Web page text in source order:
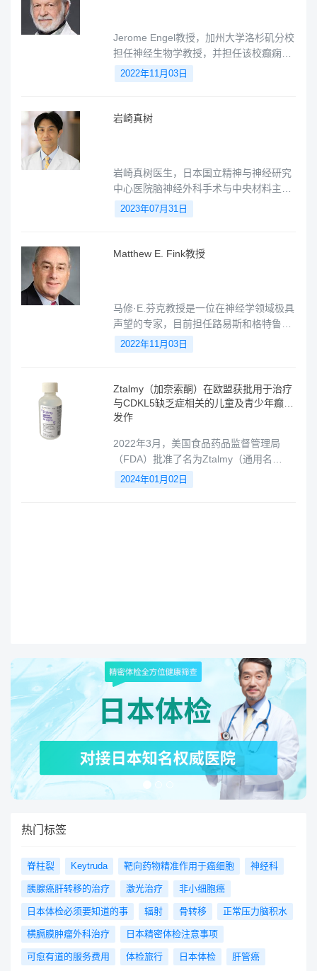
Jerome Engel教授，加州大学洛杉矶分校
担任神经生物学教授，并担任该校癫痫病
中心的主席。他擅长癫痫、帕金森、阿尔
兹海默症。
2022年11月03日
岩崎真树
岩崎真树医生，日本国立精神与神经研究
中心医院脑神经外科手术与中央材料主
任，是生命科学、脑神经外科学专家，精
通癫痫源性肿瘤、主要通过外科治疗和脑
的治疗。
2023年07月31日
Matthew E. Fink教授
马修·E.芬克教授是一位在神经学领域极具
声望的专家，目前担任路易斯和格特鲁德
费尔教授和威尔康奈尔医学院神经病学系
主任职务，同时还是纽约长老会医院和威
还是纽约长老会医院和威尔康奈尔医疗中
心的中风和神经科重症护理部主任，并担
任医学委员会副主席。
2022年11月03日
Ztalmy（加奈索酮）在欧盟获批用于治疗
与CDKL5缺乏症相关的儿童及青少年癫痫
发作
2022年3月，美国食品药品监督管理局
（FDA）批准了名为Ztalmy（通用名
ganaxolone）的口服混悬剂，成为首款在
美国获批用于辅助治疗2至17岁CDKL5缺
2024年01月02日
热门标签
脊柱裂 Keytruda 靶向药物精准作用于癌细胞 神经科
胰腺癌肝转移的治疗 激光治疗 非小细胞癌
日本体检必须要知道的事 辐射 骨转移 正常压力脑积水
横膈膜肿瘤外科治疗 日本精密体检注意事项
可愈有道的服务费用 体检旅行 日本体检 肝管癌